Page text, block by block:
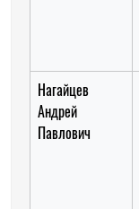
Нагайцев
Андрей
Павлович